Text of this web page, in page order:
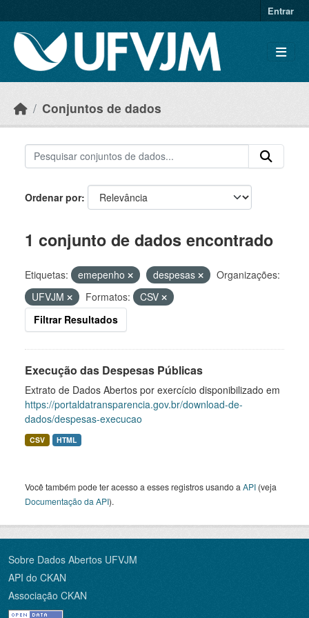
Entrar
Conjuntos de dados
Ordenar por
1 conjunto de dados encontrado
Etiquetas: emepenho despesas
Organizações:
UFVJM
Formatos:
CSV
Filtrar Resultados
Execução das Despesas Públicas
Extrato de Dados Abertos por exercício disponibilizado em
https://portaldatransparencia.gov.br/download-de-
dados/despesas-execucao
CSV HTML
Você também pode ter acesso a esses registros usando a API (veja
Documentação da API).
Sobre Dados Abertos UFVJM
API do CKAN
Associação CKAN